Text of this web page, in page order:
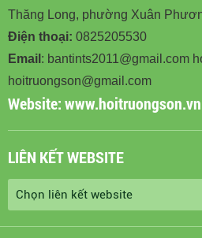
Thăng Long, phường Xuân
Điện thoại: 0825205530
Email : bantints2011@gmail.com
hoitruongson@gmail.com
Website:www.hoitruongson.vn
LIÊN KẾT WEBSITE